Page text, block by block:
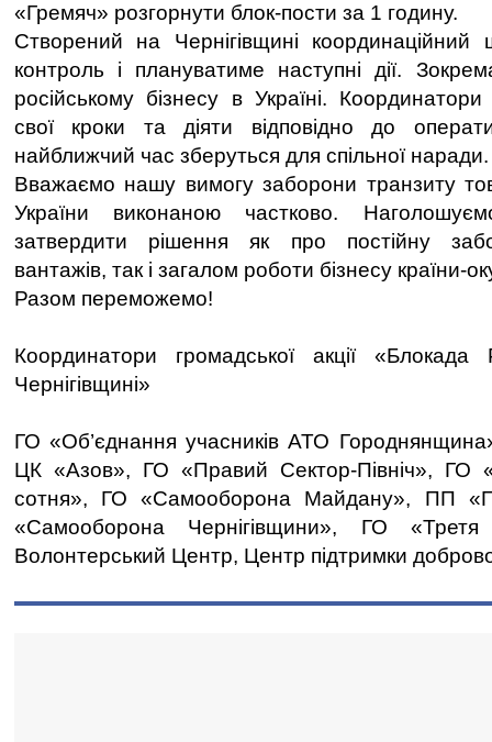
«Гремяч» розгорнути блок-пости за 1 годину.
Створений на Чернігівщині координаційний
контроль і плануватиме наступні дії.
російському бізнесу в Україні.
свої кроки та діяти відповідно до
найближчий час зберуться для спільної наради.
Вважаємо нашу вимогу заборони транзиту
України виконаною частково.
затвердити рішення як про постійну
вантажів, так і загалом роботи бізнесу країни-
Разом переможемо!
Координатори громадської акції
Чернігівщині»
ГО «Об’єднання учасників АТО
ЦК «Азов», ГО «Правий Сектор-Північ», ГО
сотня», ГО «Самооборона Майдану», ПП
«Самооборона Чернігівщини», ГО
Волонтерський Центр, Центр підтримки